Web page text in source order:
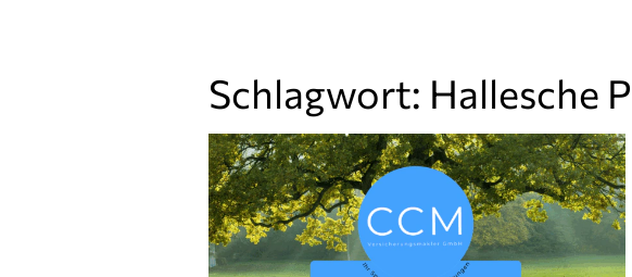
Schlagwort: Hallesche